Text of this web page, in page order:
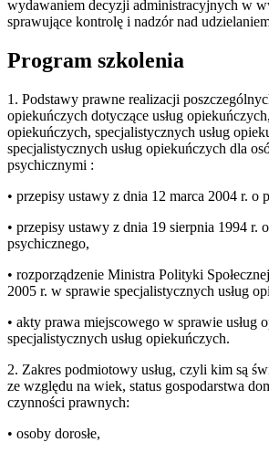
wydawaniem decyzji administracyjnych w
sprawujące kontrolę i nadzór nad
Program szkolenia
1. Podstawy prawne realizacji
opiekuńczych dotyczące usług
opiekuńczych, specjalistycznych usług
specjalistycznych usług opiekuńczych dla
psychicznymi :
• przepisy ustawy z dnia 12 marca 2004 r. o
• przepisy ustawy z dnia 19 sierpnia 1994 r.
psychicznego,
• rozporządzenie Ministra Polityki
2005 r. w sprawie specjalistycznych usług
• akty prawa miejscowego w sprawie usług
specjalistycznych usług opiekuńczych.
2. Zakres podmiotowy usług, czyli kim są
ze względu na wiek, status gospodarstwa
czynności prawnych:
• osoby dorosłe,